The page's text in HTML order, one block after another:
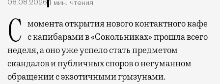
08.08.2026 1 мин. чтения
С момента открытия нового контактного кафе с капибарами в «Сокольниках» прошла всего
неделя, а оно уже успело стать предметом
скандалов и публичных споров о негуманном
обращении с экзотичными грызунами.